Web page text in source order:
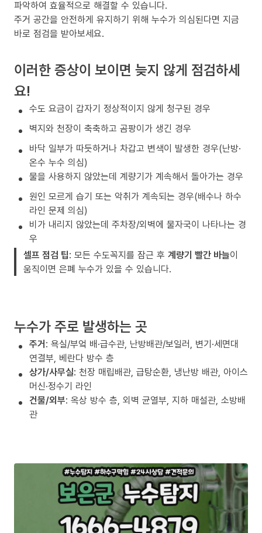
파악하여 효율적으로 해결할 수 있습니다.
주거 공간을 안전하게 유지하기 위해 누수가 의심된다면 지금
바로 점검을 받아보세요.
이러한 증상이 보이면 늦지 않게 점검하세
요!
수도 요금이 갑자기 정상적이지 않게 청구된 경우
벽지와 천장이 축축하고 곰팡이가 생긴 경우
바닥 일부가 따듯하거나 차갑고 변색이 발생한 경우(난방·
온수 누수 의심)
물을 사용하지 않았는데 계량기가 계속해서 돌아가는 경우
원인 모르게 습기 또는 악취가 계속되는 경우(배수나 하수
라인 문제 의심)
비가 내리지 않았는데 주차장/외벽에 물자국이 나타나는 경
우
셀프 점검 팁: 모든 수도꼭지를 잠근 후 계량기 빨간 바늘이
움직이면 은폐 누수가 있을 수 있습니다.
누수가 주로 발생하는 곳
주거: 욕실/부엌 배·급수관, 난방배관/보일러, 변기·세면대
연결부, 베란다 방수 층
상가/사무실: 천장 매립배관, 급탕순환, 냉난방 배관, 아이스
머신·정수기 라인
건물/외부: 옥상 방수 층, 외벽 균열부, 지하 매설관, 소방배
관